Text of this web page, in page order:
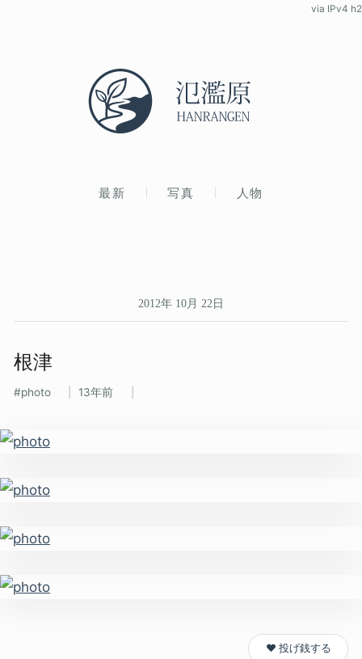
最新 写真 人物
via IPv4 h2
2012年 10月 22日
根津
photo 13年前
❤️ 投げ銭する